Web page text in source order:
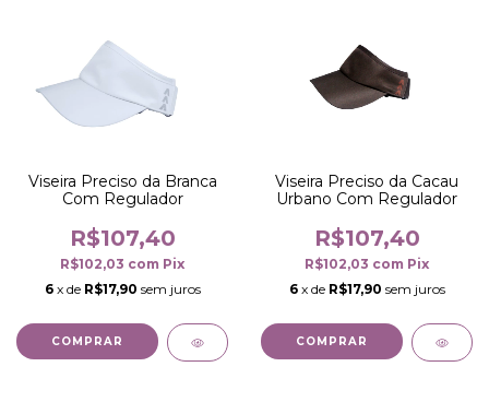
Viseira Preciso da Branca
Com Regulador
R$107,40
R$102,03 com Pix
6 x de R$17,90 sem juros
Viseira Preciso da Cacau
Urbano Com Regulador
R$107,40
R$102,03 com Pix
6 x de R$17,90 sem juros